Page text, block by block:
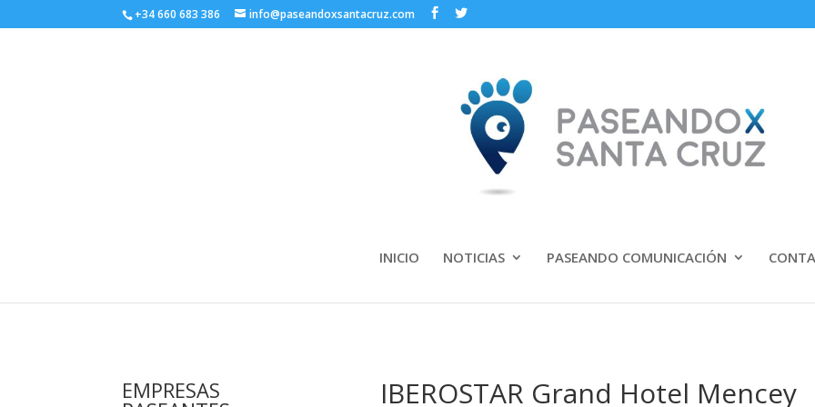
+34 660 683 386 info@paseandoxsantacruz.com
INICIO NOTICIAS PASEANDO COMUNICACIÓN
EMPRESAS IBEROSTAR Grand Hotel Mencey